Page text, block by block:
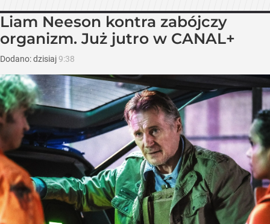
Liam Neeson kontra zabójczy
organizm. Już jutro w CANAL+
Dodano:dzisiaj 9:38